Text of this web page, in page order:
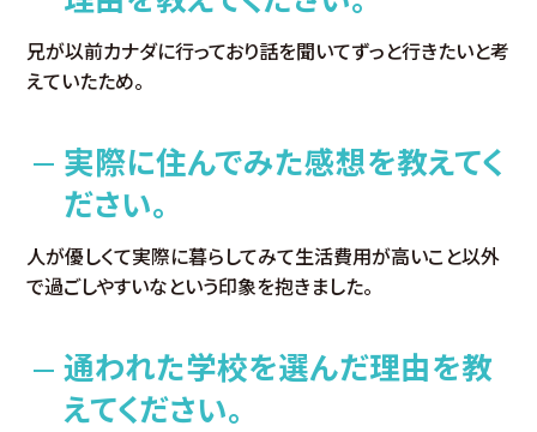
兄が以前カナダに行っており話を聞いてずっと行きたいと考
えていたため。
実際に住んでみた感想を教えてく
ださい。
人が優しくて実際に暮らしてみて生活費用が高いこと以外
で過ごしやすいなという印象を抱きました。
通われた学校を選んだ理由を教
えてください。